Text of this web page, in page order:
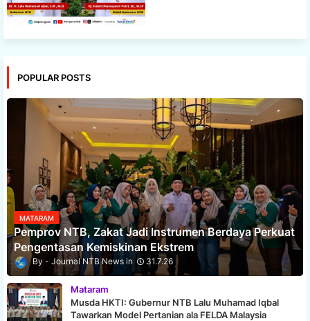
POPULAR POSTS
MATARAM
Pemprov NTB, Zakat Jadi Instrumen Berdaya Perkuat
Pengentasan Kemiskinan Ekstrem
Journal NTB News 31.7.26
Mataram
Musda HKTI: Gubernur NTB Lalu Muhamad Iqbal
Tawarkan Model Pertanian ala FELDA Malaysia